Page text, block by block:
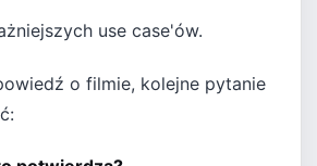
use case'ów.
o filmie, kolejne pytanie